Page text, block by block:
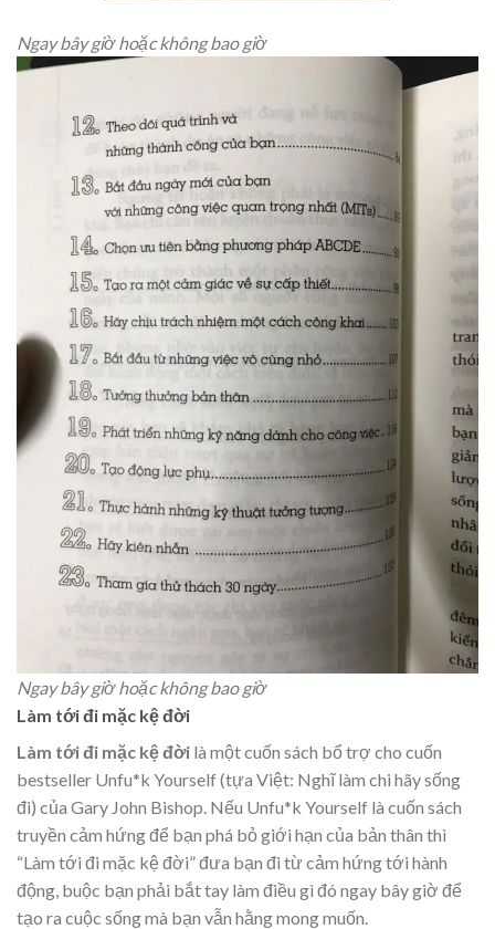
Ngay bây giờ hoặc không bao giờ
Ngay bây giờ hoặc không bao giờ
Làm tới đi mặc kệ đời
Làm tới đi mặc kệ đời là một cuốn sách bổ trợ cho cuốn
bestseller Unfu*k Yourself (tựa Việt: Nghĩ làm chi hãy sống
đi) của Gary John Bishop. Nếu Unfu*k Yourself là cuốn sách
truyền cảm hứng để bạn phá bỏ giới hạn của bản thân thì
“Làm tới đi mặc kệ đời” đưa bạn đi từ cảm hứng tới hành
động, buộc bạn phải bắt tay làm điều gì đó ngay bây giờ để
tạo ra cuộc sống mà bạn vẫn hằng mong muốn.